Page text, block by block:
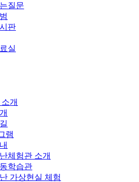
질문
판
실
개
램
체험관 소개
학습관
가상현실 체험